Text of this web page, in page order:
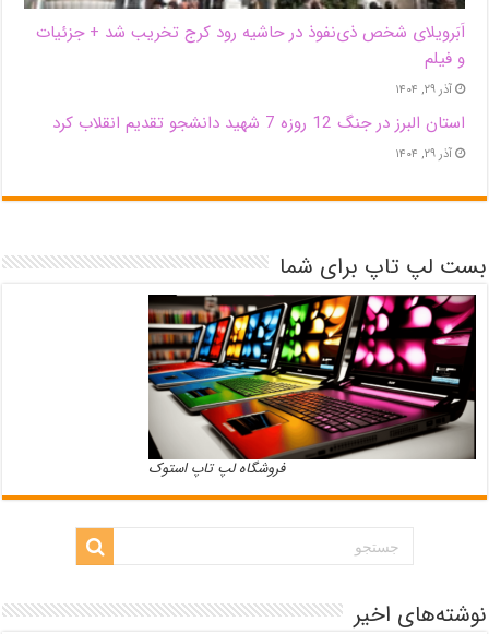
اَبَر‌ویلای شخص ذی‌نفوذ در حاشیه‌ رود کرج تخریب شد + جزئیات
و فیلم
آذر ۲۹, ۱۴۰۴
استان البرز در جنگ 12 روزه 7 شهید دانشجو تقدیم انقلاب کرد
آذر ۲۹, ۱۴۰۴
بست لپ تاپ برای شما
فروشگاه لپ تاپ استوک
نوشته‌های اخیر